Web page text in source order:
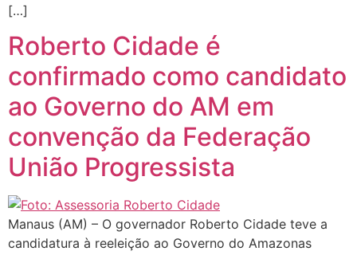
[…]
Roberto Cidade é
confirmado como candidato
ao Governo do AM em
convenção da Federação
União Progressista
Manaus (AM) – O governador Roberto Cidade teve a
candidatura à reeleição ao Governo do Amazonas